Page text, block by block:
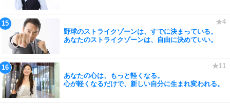
野球のストライクゾーンは、すでに決まっている。
あなたのストライクゾーンは、自由に決めていい。
あなたの心は、もっと軽くなる。
心が軽くなるだけで、新しい自分に生まれ変われる。